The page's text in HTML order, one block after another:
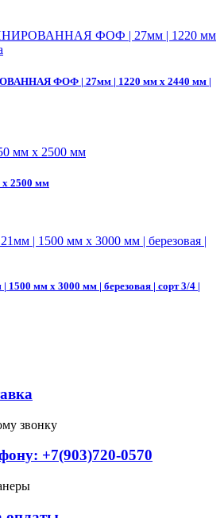
ФОФ | 27мм | 1220 мм х 2440 мм |
х 2500 мм
мм х 3000 мм | березовая | сорт 3/4 |
звонку
+7(903)720-0570